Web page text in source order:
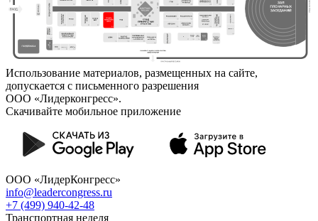
Использование материалов, размещенных на сайте,
допускается с письменного разрешения
ООО «Лидерконгресс».
Скачивайте мобильное приложение
ООО «ЛидерКонгресс»
info@leadercongress.ru
+7 (499) 940-42-48
Транспортная неделя